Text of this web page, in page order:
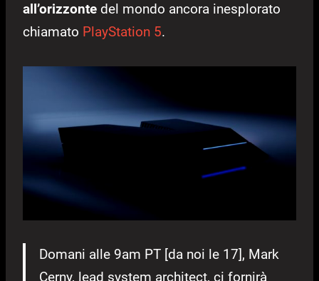
all’orizzonte del mondo ancora inesplorato
chiamato PlayStation 5.
Domani alle 9am PT [da noi le 17], Mark
Cerny, lead system architect, ci fornirà